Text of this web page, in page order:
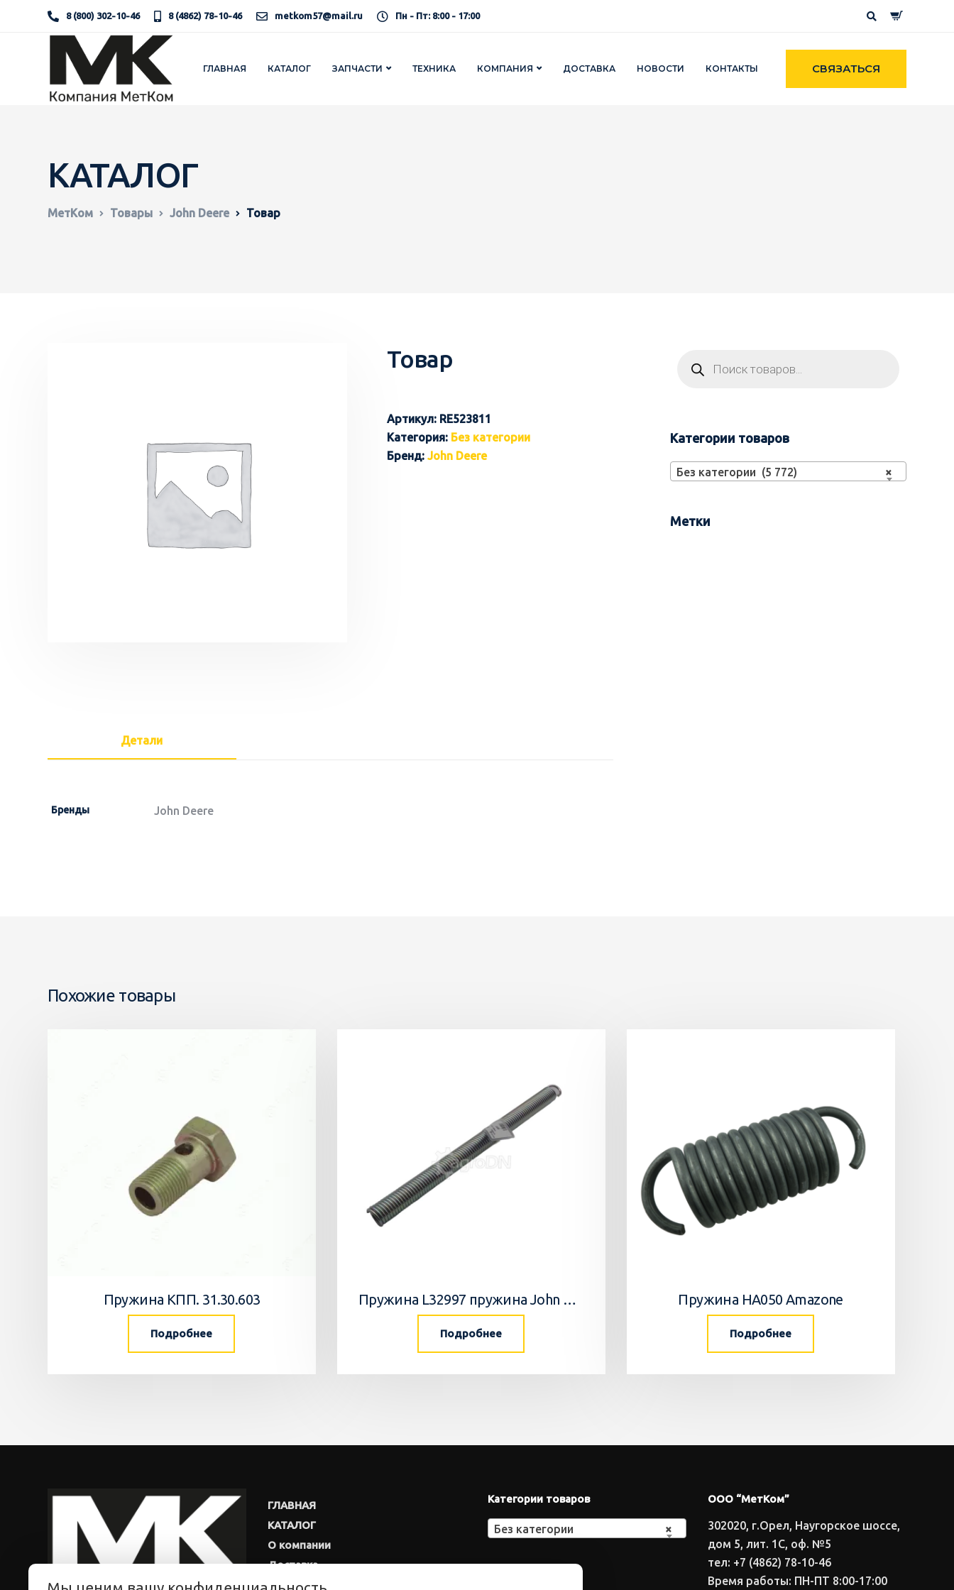
8 (800) 302-10-46 8 (4862) 78-10-46 metkom57@mail.ru Пн - Пт: 8:00 - 17:00
ГЛАВНАЯ КАТАЛОГ ЗАПЧАСТИ ТЕХНИКА КОМПАНИЯ ДОСТАВКА НОВОСТИ КОНТАКТЫ СВЯЗАТЬСЯ
КАТАЛОГ
МетКом Товары John Deere Товар
Товар
Артикул: RE523811
Категория: Без категории
Бренд: John Deere
Детали
Бренды John Deere
Категории товаров
×
Без категории (5 772)
Метки
Похожие товары
Пружина КПП. 31.30.603
Подробнее
Пружина L32997 пружина John Deere
Подробнее
Пружина HA050 Amazone
Подробнее
ГЛАВНАЯ
КАТАЛОГ
О компании
Доставка
Новости
Категории товаров
×
Без категории
ООО “МетКом”
302020, г.Орел, Наугорское шоссе,
дом 5, лит. 1С, оф. №5
тел: +7 (4862) 78-10-46
Время работы: ПН-ПТ 8:00-17:00